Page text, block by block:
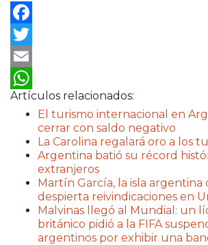
Facebook
Twitter
Email
WhatsApp
Artículos relacionados:
El turismo internacional en
cerrar con saldo negativo
La Carolina regalará oro a los
Argentina batió su récord
extranjeros
Martín García, la isla argentina
despierta reivindicaciones en
Malvinas llegó al Mundial: un
británico pidió a la FIFA
argentinos por exhibir una